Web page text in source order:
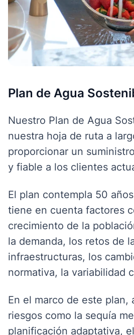
Plan de Agua
Nuestro Plan de Agua
nuestra hoja de ruta a
proporcionar un
y fiable a los clientes
El plan contempla 50
tiene en cuenta factores
crecimiento de la
la demanda, los retos de
infraestructuras, los
normativa, la variabilidad
En el marco de este plan,
riesgos como la sequía
planificación adaptativa,